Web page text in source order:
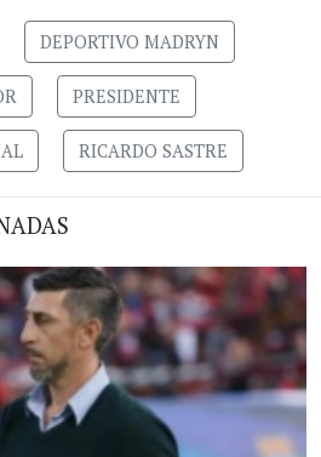
DEPORTIVO MADRYN
PRESIDENTE
RICARDO SASTRE